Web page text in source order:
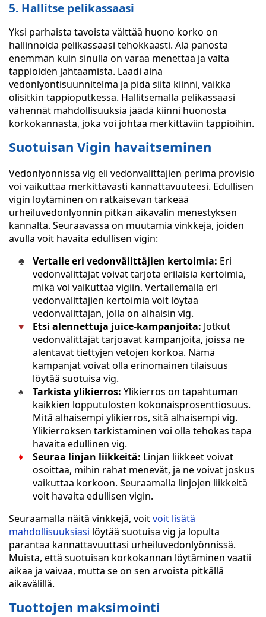
5. Hallitse pelikassaasi
Yksi parhaista tavoista välttää huono korko on
hallinnoida pelikassaasi tehokkaasti. Älä panosta
enemmän kuin sinulla on varaa menettää ja vältä
tappioiden jahtaamista. Laadi aina
vedonlyöntisuunnitelma ja pidä siitä kiinni, vaikka
olisitkin tappioputkessa. Hallitsemalla pelikassaasi
vähennät mahdollisuuksia jäädä kiinni huonosta
korkokannasta, joka voi johtaa merkittäviin tappioihin.
Suotuisan Vigin havaitseminen
Vedonlyönnissä vig eli vedonvälittäjien perimä provisio
voi vaikuttaa merkittävästi kannattavuuteesi. Edullisen
vigin löytäminen on ratkaisevan tärkeää
urheiluvedonlyönnin pitkän aikavälin menestyksen
kannalta. Seuraavassa on muutamia vinkkejä, joiden
avulla voit havaita edullisen vigin:
Vertaile eri vedonvälittäjien kertoimia: Eri
vedonvälittäjät voivat tarjota erilaisia kertoimia,
mikä voi vaikuttaa vigiin. Vertailemalla eri
vedonvälittäjien kertoimia voit löytää
vedonvälittäjän, jolla on alhaisin vig.
Etsi alennettuja juice-kampanjoita: Jotkut
vedonvälittäjät tarjoavat kampanjoita, joissa ne
alentavat tiettyjen vetojen korkoa. Nämä
kampanjat voivat olla erinomainen tilaisuus
löytää suotuisa vig.
Tarkista ylikierros: Ylikierros on tapahtuman
kaikkien lopputulosten kokonaisprosenttiosuus.
Mitä alhaisempi ylikierros, sitä alhaisempi vig.
Ylikierroksen tarkistaminen voi olla tehokas tapa
havaita edullinen vig.
Seuraa linjan liikkeitä: Linjan liikkeet voivat
osoittaa, mihin rahat menevät, ja ne voivat joskus
vaikuttaa korkoon. Seuraamalla linjojen liikkeitä
voit havaita edullisen vigin.
Seuraamalla näitä vinkkejä, voitvoit lisätä
mahdollisuuksiasi löytää suotuisa vig ja lopulta
parantaa kannattavuuttasi urheiluvedonlyönnissä.
Muista, että suotuisan korkokannan löytäminen vaatii
aikaa ja vaivaa, mutta se on sen arvoista pitkällä
aikavälillä.
Tuottojen maksimointi